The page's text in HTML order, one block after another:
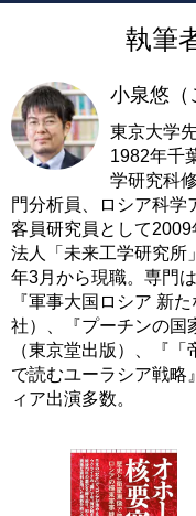
執筆
小泉悠（
東京大学
1982年千
学研究科
門分析員、ロシア科学
客員研究員として
法人「未来工学研究所
年3月から現職。専門
『軍事大国ロシア 新
社）、『プーチンの国
（東京堂出版）、『
で読むユーラシア戦略
ィア出演多数。